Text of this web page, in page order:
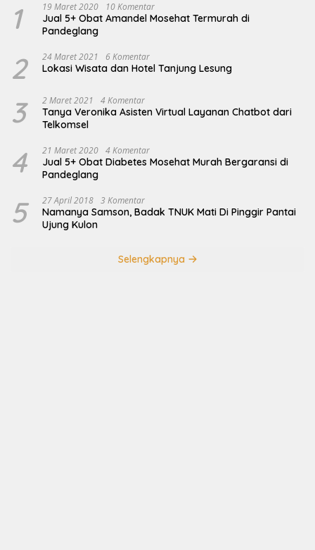
1 19 Maret 2020 10 Komentar
Jual 5+ Obat Amandel Mosehat Termurah di
Pandeglang
2 24 Maret 2021 6 Komentar
Lokasi Wisata dan Hotel Tanjung Lesung
3 2 Maret 2021 4 Komentar
Tanya Veronika Asisten Virtual Layanan Chatbot dari
Telkomsel
4 21 Maret 2020 4 Komentar
Jual 5+ Obat Diabetes Mosehat Murah Bergaransi di
Pandeglang
5 27 April 2018 3 Komentar
Namanya Samson, Badak TNUK Mati Di Pinggir Pantai
Ujung Kulon
Selengkapnya